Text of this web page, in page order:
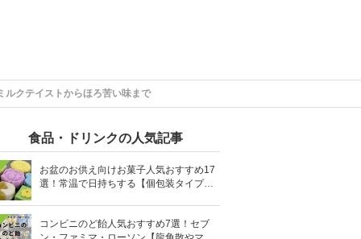
ルクテイストからほろ苦い味まで
食品・ドリンクの人気記事
お盆のお供え向けお菓子人気おすすめ17
選！常温で日持ちする【個包装タイプ
コンビニのど飴人気おすすめ7選！セブ